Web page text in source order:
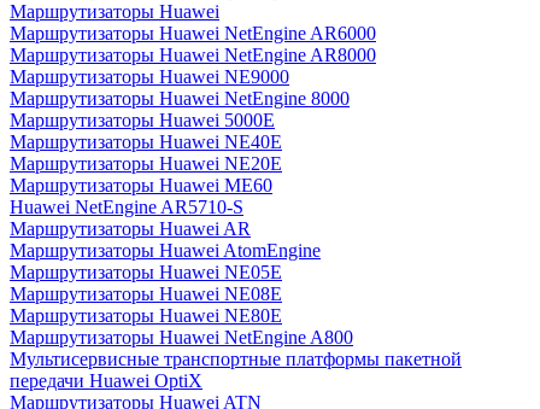
Маршрутизаторы Huawei
Маршрутизаторы Huawei NetEngine AR6000
Маршрутизаторы Huawei NetEngine AR8000
Маршрутизаторы Huawei NE9000
Маршрутизаторы Huawei NetEngine 8000
Маршрутизаторы Huawei 5000E
Маршрутизаторы Huawei NE40E
Маршрутизаторы Huawei NE20E
Маршрутизаторы Huawei ME60
Huawei NetEngine AR5710-S
Маршрутизаторы Huawei AR
Маршрутизаторы Huawei AtomEngine
Маршрутизаторы Huawei NE05E
Маршрутизаторы Huawei NE08E
Маршрутизаторы Huawei NE80E
Маршрутизаторы Huawei NetEngine A800
Мультисервисные транспортные платформы пакетной
передачи Huawei OptiX
Маршрутизаторы Huawei ATN